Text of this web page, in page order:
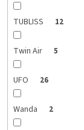
TUBLISS 12
Twin Air 5
UFO 26
Wanda 2